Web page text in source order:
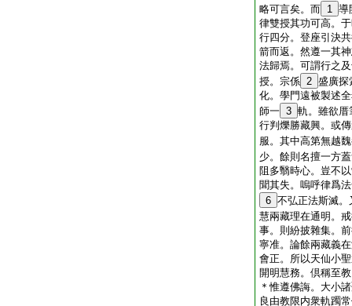
略可言矣。而 1 導
律雙授其功可高。
行四分。登座引決
箭而返。然遵一其
法歸焉。可謂行之
授。宗係 2 盛廣探
化。學門遠被製述
師一 3 軌。雖欲厝
行判爍勝藏興。或
服。其中高第無越
少。餘則名擅一方
阻多翳時心。豈不
聞其失。嗚呼律爲
6 不弘正法斯滅
慧兩藏理在通明。
事。則紛披雜集。
寧准。論餘兩藏義
會正。所以天仙小
開明慧務。倶稱至
＊惟遵佛誨。大小
良由教限内衆軌躅